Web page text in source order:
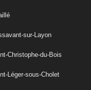
sur-Layon
Christophe-du-Bois
Léger-sous-Cholet